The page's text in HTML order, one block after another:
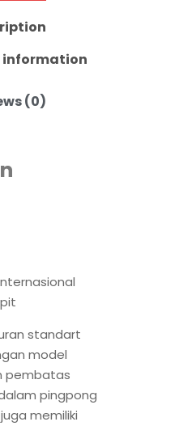
(0)
standart
model
pembatas
pingpong
memiliki